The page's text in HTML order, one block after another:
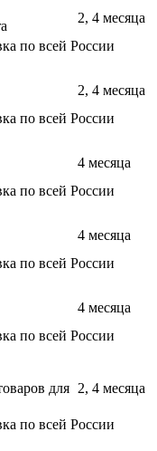
2, 4 месяца
по всей России
2, 4 месяца
по всей России
4 месяца
по всей России
4 месяца
по всей России
4 месяца
по всей России
для 2, 4 месяца
по всей России